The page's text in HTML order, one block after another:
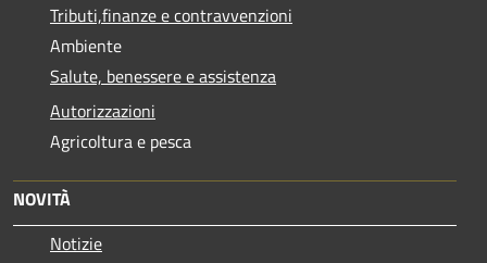
Tributi,finanze e contravvenzioni
Ambiente
Salute, benessere e assistenza
Autorizzazioni
Agricoltura e pesca
NOVITÀ
Notizie